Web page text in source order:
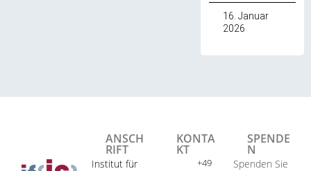
16. Januar
2026
ANSCH
RIFT
Institut für
KONTA
KT
+49
SPENDE
N
Spenden Sie